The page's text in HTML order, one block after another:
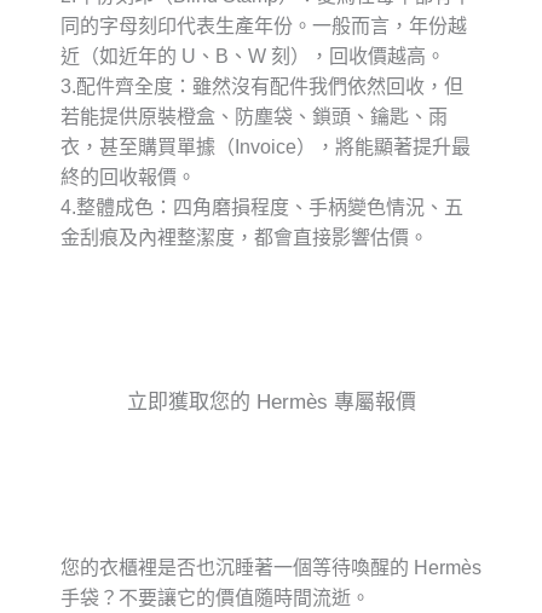
同的字母刻印代表生產年份。一般而言，年份越
近（如近年的 U、B、W 刻），回收價越高。
3.配件齊全度 ：雖然沒有配件我們依然回收，但
若能提供原裝橙盒、防塵袋、鎖頭、鑰匙、雨
衣，甚至購買單據（Invoice），將能顯著提升最
終的回收報價。
4.整體成色 ：四角磨損程度、手柄變色情況、五
金刮痕及內裡整潔度，都會直接影響估價。
立即獲取您的 Hermès 專屬報價
您的衣櫃裡是否也沉睡著一個等待喚醒的 Hermès
手袋？不要讓它的價值隨時間流逝。